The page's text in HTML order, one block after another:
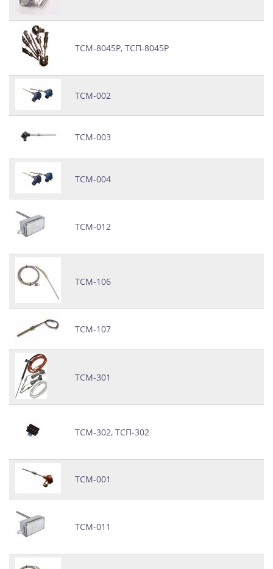
ТСМ-8045Р, ТСП-8045Р
ТСМ-002
ТСМ-003
ТСМ-004
ТСМ-012
ТСМ-106
ТСМ-107
ТСМ-301
ТСМ-302, ТСП-302
ТСМ-001
ТСМ-011